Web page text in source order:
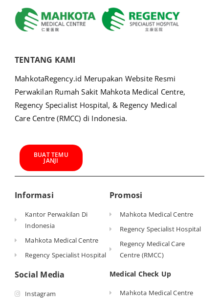
TENTANG KAMI
MahkotaRegency.id Merupakan Website Resmi
Perwakilan Rumah Sakit Mahkota Medical Centre,
Regency Specialist Hospital, & Regency Medical
Care Centre (RMCC) di Indonesia.
BUAT TEMU
JANJI
Informasi
Kantor Perwakilan Di
Indonesia
Mahkota Medical Centre
Regency Specialist Hospital
Social Media
Instagram
Promosi
Mahkota Medical Centre
Regency Specialist Hospital
Regency Medical Care
Centre (RMCC)
Medical Check Up
Mahkota Medical Centre